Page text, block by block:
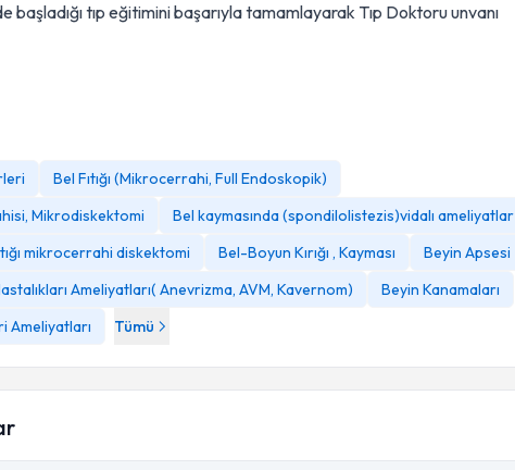
başladığı tıp eğitimini başarıyla tamamlayarak Tıp Doktoru unvanı
Bel Fıtığı (Mikrocerrahi, Full Endoskopik)
Mikrodiskektomi
Bel kaymasında (spondilolistezis)vidalı ameliyatlar
mikrocerrahi diskektomi
Bel-Boyun Kırığı , Kayması
Beyin Apsesi
Ameliyatları( Anevrizma, AVM, Kavernom)
Beyin Kanamaları
Ameliyatları
Tümü